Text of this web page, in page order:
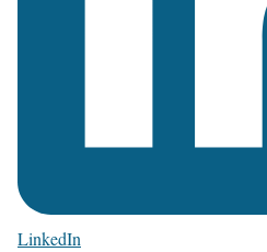
LinkedIn